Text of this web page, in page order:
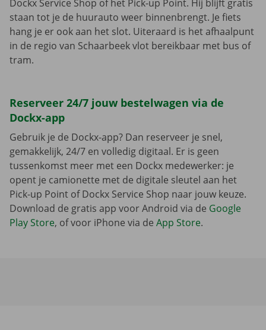
Dockx Service Shop of het Pick-up Point. Hij blijft gratis
staan tot je de huurauto weer binnenbrengt. Je fiets
hang je er ook aan het slot. Uiteraard is het afhaalpunt
in de regio van Schaarbeek vlot bereikbaar met bus of
tram.
Reserveer 24/7 jouw bestelwagen via de
Dockx-app
Gebruik je de Dockx-app? Dan reserveer je snel,
gemakkelijk, 24/7 en volledig digitaal. Er is geen
tussenkomst meer met een Dockx medewerker: je
opent je camionette met de digitale sleutel aan het
Pick-up Point of Dockx Service Shop naar jouw keuze.
Download de gratis app voor Android via de Google
Play Store, of voor iPhone via de App Store.